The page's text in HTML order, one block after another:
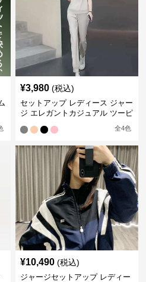
¥3,980 (税込)
セットアップ レディース ジャー
ジ エレガントカジュアル ツーピ
全4色
¥10,490 (税込)
ジャージセットアップ レディー